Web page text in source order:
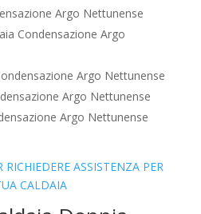
Argo Nettunense
Condensazione Argo
Argo Nettunense
Argo Nettunense
Argo Nettunense
ASSISTENZA PER
CALDAIA